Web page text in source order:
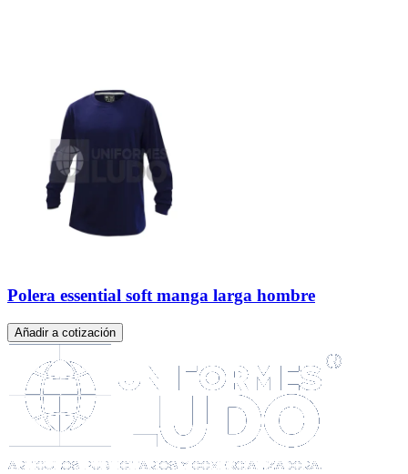
Polera essential soft manga larga hombre
Añadir a cotización